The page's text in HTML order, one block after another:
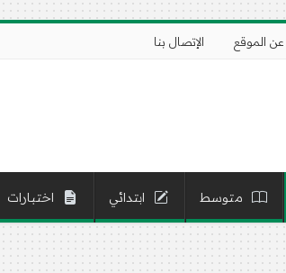
عن الموقع الإتصال بنا
متوسط ابتدائي اختبارات